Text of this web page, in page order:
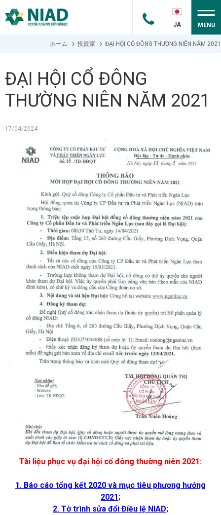
JA MENU
ホーム 投資家 ĐẠI HỘI CỔ ĐÔNG THƯỜNG NIÊN NĂM 2021
ĐẠI HỘI CỔ ĐÔNG
THƯỜNG NIÊN NĂM 2021
17/04/2024
Tài liệu phục vụ đại hội cổ đông thường niên 2021:
1. Báo cáo tổng kết 2020 và mục tiêu phương hướng
2021;
2. Tờ trình sửa đổi Điều lệ NIAD;